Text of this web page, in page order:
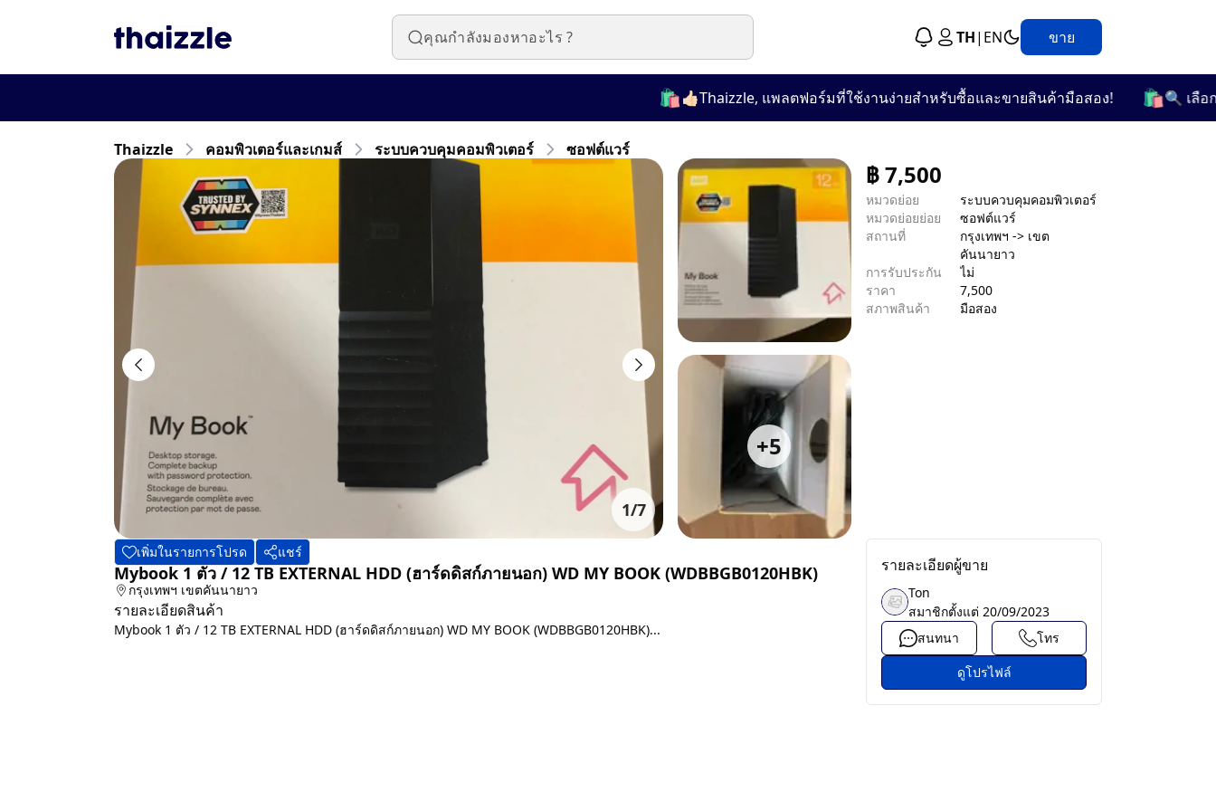
TH| EN ขาย
👍🏻Thaizzle, แพลตฟอร์มที่ใช้งานง่ายสำหรับซื้อและขายสินค้ามือสอง! 🔍 เลือกช
Thaizzle คอมพิวเตอร์และเกมส์ ระบบควบคุมคอมพิวเตอร์ ซอฟต์แวร์
1/7
+5
฿7,500
หมวดย่อย
ระบบควบคุมคอมพิวเตอร์
หมวดย่อยย่อย
ซอฟต์แวร์
สถานที่
กรุงเทพฯ -> เขต
คันนายาว
การรับประกัน
ไม่
ราคา
7,500
สภาพสินค้า
มือสอง
เพิ่มในรายการโปรด แชร์
Mybook 1 ตัว / 12 TB EXTERNAL HDD (ฮาร์ดดิสก์ภายนอก) WD MY BOOK (WDBBGB0120HBK)
กรุงเทพฯ เขตคันนายาว
รายละเอียดสินค้า
Mybook 1 ตัว / 12 TB EXTERNAL HDD (ฮาร์ดดิสก์ภายนอก) WD MY BOOK (WDBBGB0120HBK)...
รายละเอียดผู้ขาย
Ton
สมาชิกตั้งแต่ 20/09/2023
สนทนา
โทร
ดูโปรไฟล์